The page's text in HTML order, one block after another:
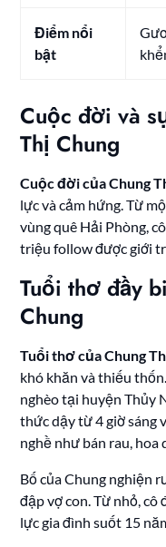
Điểm nổi
bật
Cuộc đời và
Thị Chung
Cuộc đời của Chung
lực và cảm hứng. Từ
vùng quê Hải Phòng,
triệu follow được giới
Tuổi thơ đầy
Chung
Tuổi thơ của Chung
khó khăn và thiếu
nghèo tại huyện Thủy
thức dậy từ 4 giờ sáng
nghề như bán rau, hoa
Bố của Chung nghiện
đập vợ con. Từ nhỏ, cô
lực gia đình suốt 15